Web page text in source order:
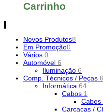
Carrinho
Novos Produtos8
Em Promoção0
Vários 0
Automóvel 6
Iluminação 6
Comp. Técnicos / Peças
Informática 64
Cabos 1
Cabos
Carcaças /